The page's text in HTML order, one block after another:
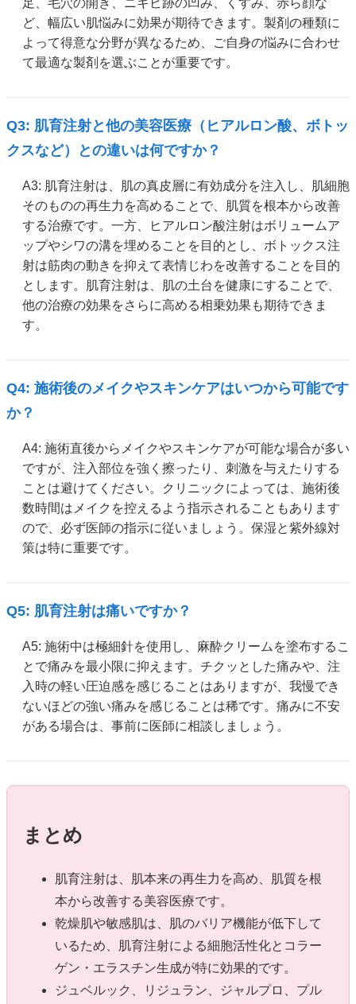
ど、幅広い肌悩みに効果が期待できます。製剤の種類に
よって得意な分野が異なるため、ご自身の悩みに合わせ
て最適な製剤を選ぶことが重要です。
Q3: 肌育注射と他の美容医療（ヒアルロン酸、ボトッ
クスなど）との違いは何ですか？
A3: 肌育注射は、肌の真皮層に有効成分を注入し、肌細胞
そのものの再生力を高めることで、肌質を根本から改善
する治療です。一方、ヒアルロン酸注射はボリュームア
ップやシワの溝を埋めることを目的とし、ボトックス注
射は筋肉の動きを抑えて表情じわを改善することを目的
とします。肌育注射は、肌の土台を健康にすることで、
他の治療の効果をさらに高める相乗効果も期待できま
す。
Q4: 施術後のメイクやスキンケアはいつから可能です
か？
A4: 施術直後からメイクやスキンケアが可能な場合が多い
ですが、注入部位を強く擦ったり、刺激を与えたりする
ことは避けてください。クリニックによっては、施術後
数時間はメイクを控えるよう指示されることもあります
ので、必ず医師の指示に従いましょう。保湿と紫外線対
策は特に重要です。
Q5: 肌育注射は痛いですか？
A5: 施術中は極細針を使用し、麻酔クリームを塗布するこ
とで痛みを最小限に抑えます。チクッとした痛みや、注
入時の軽い圧迫感を感じることはありますが、我慢でき
ないほどの強い痛みを感じることは稀です。痛みに不安
がある場合は、事前に医師に相談しましょう。
まとめ
肌育注射は、肌本来の再生力を高め、肌質を根
本から改善する美容医療です。
乾燥肌や敏感肌は、肌のバリア機能が低下して
いるため、肌育注射による細胞活性化とコラー
ゲン・エラスチン生成が特に効果的です。
ジュベルック、リジュラン、ジャルプロ、プル